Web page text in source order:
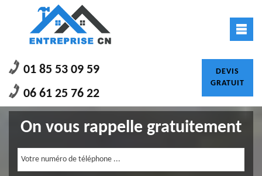
01 85 53 09 59
06 61 25 76 22
DEVIS
GRATUIT
On vous rappelle gratuitement